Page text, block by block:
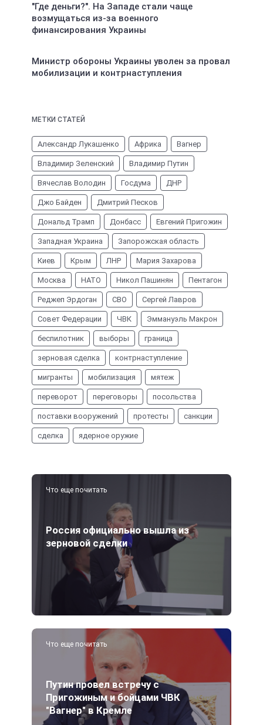
"Где деньги?". На Западе стали чаще
возмущаться из-за военного
финансирования Украины
Министр обороны Украины уволен за провал
мобилизации и контрнаступления
МЕТКИ СТАТЕЙ
Александр Лукашенко Африка Вагнер
Владимир Зеленский Владимир Путин
Вячеслав Володин Госдума ДНР
Джо Байден Дмитрий Песков
Дональд Трамп Донбасс Евгений Пригожин
Западная Украина Запорожская область
Киев Крым ЛНР Мария Захарова
Москва НАТО Никол Пашинян Пентагон
Реджеп Эрдоган СВО Сергей Лавров
Совет Федерации ЧВК Эммануэль Макрон
беспилотник выборы граница
зерновая сделка контрнаступление
мигранты мобилизация мятеж
переворот переговоры посольства
поставки вооружений протесты санкции
сделка ядерное оружие
Что еще почитать
Россия официально вышла из
зерновой сделки
Что еще почитать
Путин провел встречу с
Пригожиным и бойцами ЧВК
"Вагнер" в Кремле